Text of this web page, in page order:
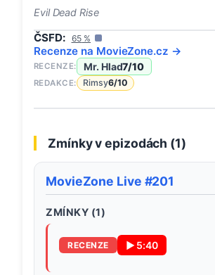
Evil Dead Rise
ČSFD: 65 %
Recenze na MovieZone.cz →
RECENZE: Mr. Hlad7/10
REDAKCE: Rimsy6/10
Zmínky v epizodách (1)
MovieZone Live #201
ZMÍNKY (1)
RECENZE ▶ 5:40